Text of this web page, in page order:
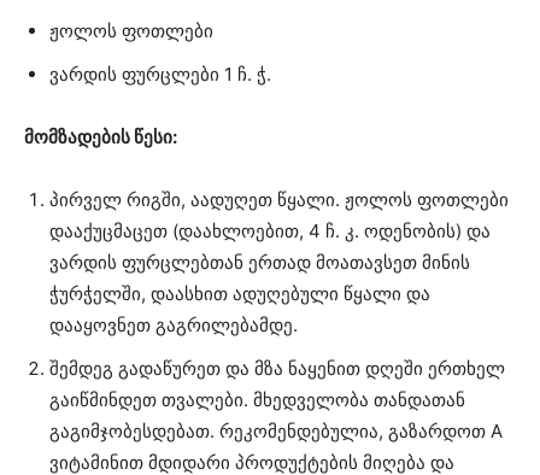
ჟოლოს ფოთლები
ვარდის ფურცლები 1 ჩ. ჭ.
მომზადების წესი:
პირველ რიგში, აადუღეთ წყალი. ჟოლოს ფოთლები
დააქუცმაცეთ (დაახლოებით, 4 ჩ. კ. ოდენობის) და
ვარდის ფურცლებთან ერთად მოათავსეთ მინის
ჭურჭელში, დაასხით ადუღებული წყალი და
დააყოვნეთ გაგრილებამდე.
შემდეგ გადაწურეთ და მზა ნაყენით დღეში ერთხელ
გაიწმინდეთ თვალები. მხედველობა თანდათან
გაგიმჯობესდებათ. რეკომენდებულია, გაზარდოთ A
ვიტამინით მდიდარი პროდუქტების მიღება და